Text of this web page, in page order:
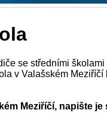
se středními
v Valašském Meziříčí
Meziříčí, napište je